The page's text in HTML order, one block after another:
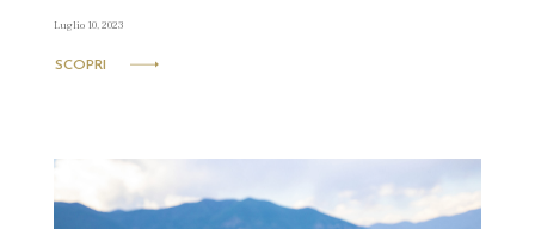
Luglio 10, 2023
SCOPRI